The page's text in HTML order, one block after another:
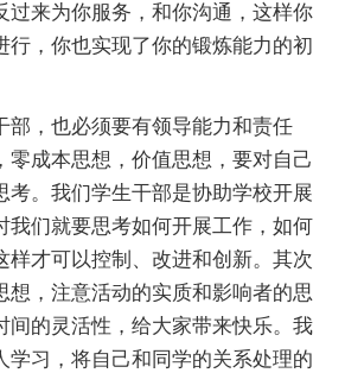
过来为你服务，和你沟通，这样你
行，你也实现了你的锻炼能力的初
部，也必须要有领导能力和责任
零成本思想，价值思想，要对自己
考。我们学生干部是协助学校开展
我们就要思考如何开展工作，如何
样才可以控制、改进和创新。其次
想，注意活动的实质和影响者的思
间的灵活性，给大家带来快乐。我
学习，将自己和同学的关系处理的